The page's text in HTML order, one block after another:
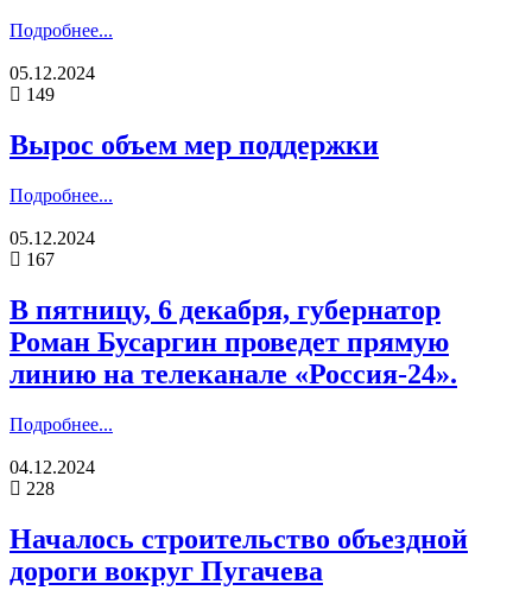
Подробнее...
05.12.2024
149
Вырос объем мер поддержки
Подробнее...
05.12.2024
167
В пятницу, 6 декабря, губернатор
Роман Бусаргин проведет прямую
линию на телеканале «Россия-24».
Подробнее...
04.12.2024
228
Началось строительство объездной
дороги вокруг Пугачева